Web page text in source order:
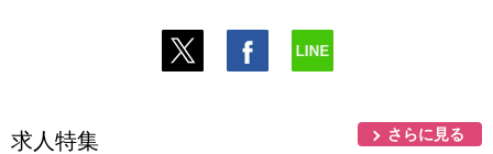
求人特集 さらに見る